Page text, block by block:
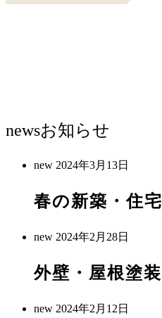
newsお知らせ
new 2024年3月13日
春の新築・住
new 2024年2月28日
外壁・屋根塗
new 2024年2月12日